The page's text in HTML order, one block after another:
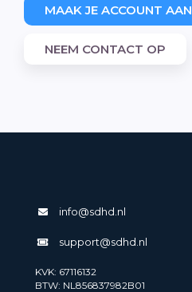
MAAK JE ACCOUNT AAN
NEEM CONTACT OP
info@sdhd.nl
support@sdhd.nl
KVK: 67116132
BTW: NL856837982B01